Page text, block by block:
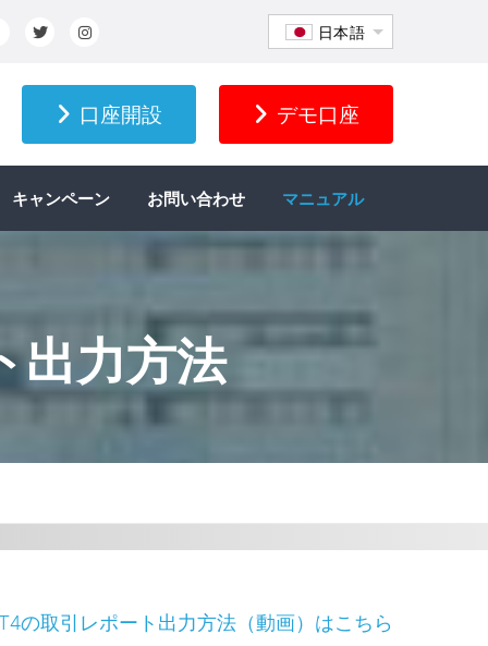
日本語
口座開設 デモ口座
キャンペーン お問い合わせ マニュアル
出力方法
の取引レポート出力方法（動画）はこちら